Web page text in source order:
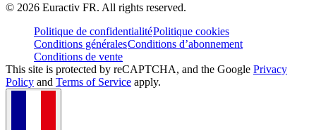
© 2026 Euractiv FR. All rights reserved.
Politique de confidentialitéPolitique cookies
Conditions généralesConditions d’abonnement
Conditions de vente
This site is protected by reCAPTCHA, and the Google Privacy
Policy and Terms of Service apply.